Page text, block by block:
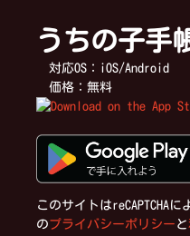
うちの子手
対応OS：iOS/Android
価格：無料
このサイトはreCAPTCHA
のプライバシーポリシー と